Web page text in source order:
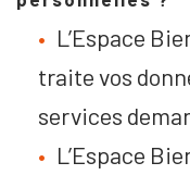
L’Espace
traite vos
services
L’Espace